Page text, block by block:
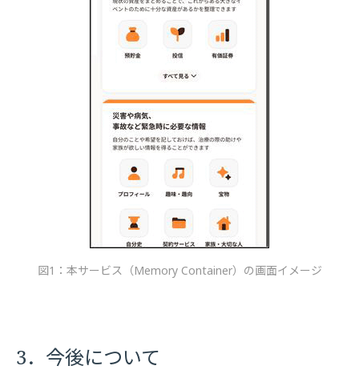
図1：本サービス（Memory Container）の画面イメージ
3．今後について